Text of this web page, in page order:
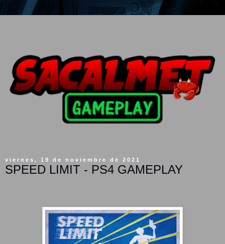
viernes, 19 de noviembre de 2021
SPEED LIMIT - PS4 GAMEPLAY